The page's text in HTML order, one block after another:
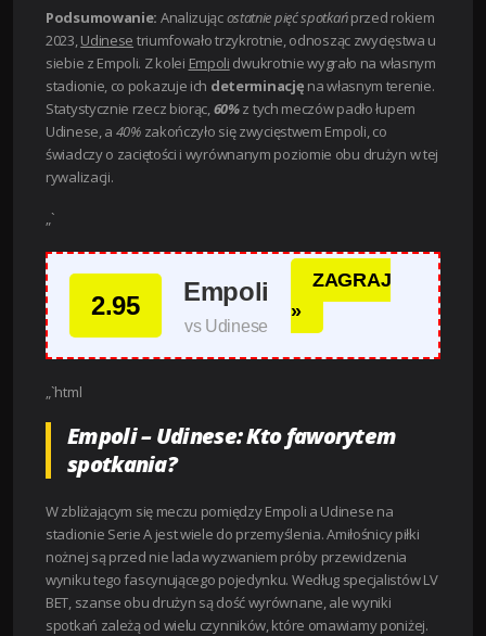
Podsumowanie: Analizującostatnie pięć spotkańprzed rokiem
2023,Udinese triumfowało trzykrotnie, odnosząc zwycięstwa u
siebie z Empoli. Z kolei Empoli dwukrotnie wygrało na własnym
stadionie, co pokazuje ich determinację na własnym terenie.
Statystycznie rzecz biorąc,60%z tych meczów padło łupem
Udinese, a 40%zakończyło się zwycięstwem Empoli, co
świadczy o zaciętości i wyrównanym poziomie obu drużyn w tej
rywalizacji.
„`
2.95 Empoli
vs Udinese
ZAGRAJ
»
„`html
Empoli – Udinese: Kto faworytem
spotkania?
W zbliżającym się meczu pomiędzy Empoli a Udinese na
stadionie Serie A jest wiele do przemyślenia. Amiłośnicy piłki
nożnej są przed nie lada wyzwaniem próby przewidzenia
wyniku tego fascynującego pojedynku. Według specjalistów LV
BET, szanse obu drużyn są dość wyrównane, ale wyniki
spotkań zależą od wielu czynników, które omawiamy poniżej.